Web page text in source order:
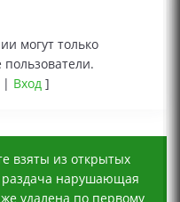
могут только
| Вход ]
взяты из открытых
раздача нарушающая
удалена по первому